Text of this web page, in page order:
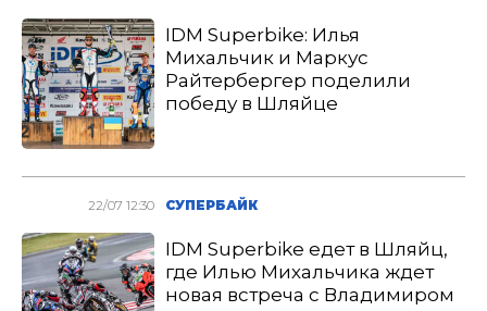
IDM Superbike: Илья
Михальчик и Маркус
Райтербергер поделили
победу в Шляйце
22/07 12:30 СУПЕРБАЙК
IDM Superbike едет в Шляйц,
где Илью Михальчика ждет
новая встреча с Владимиром